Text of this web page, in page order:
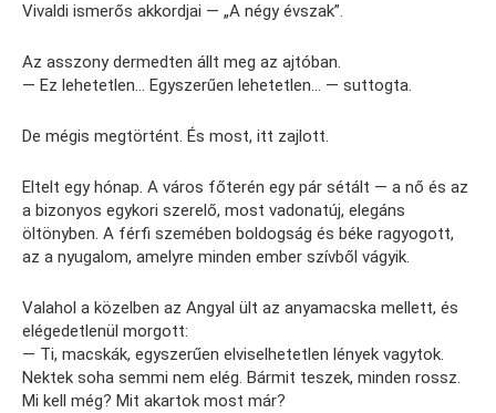
Vivaldi ismerős akkordjai — „A négy évszak”.
Az asszony dermedten állt meg az ajtóban.
— Ez lehetetlen… Egyszerűen lehetetlen… — suttogta.
De mégis megtörtént. És most, itt zajlott.
Eltelt egy hónap. A város főterén egy pár sétált — a nő és az
a bizonyos egykori szerelő, most vadonatúj, elegáns
öltönyben. A férfi szemében boldogság és béke ragyogott,
az a nyugalom, amelyre minden ember szívből vágyik.
Valahol a közelben az Angyal ült az anyamacska mellett, és
elégedetlenül morgott:
— Ti, macskák, egyszerűen elviselhetetlen lények vagytok.
Nektek soha semmi nem elég. Bármit teszek, minden rossz.
Mi kell még? Mit akartok most már?